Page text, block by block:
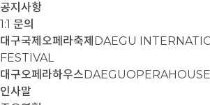
공지사항
1:1 문의
대구국제오페라축제 DAEGU
FESTIVAL
대구오페라하우스DAEGUOPERAHOUSE
인사말